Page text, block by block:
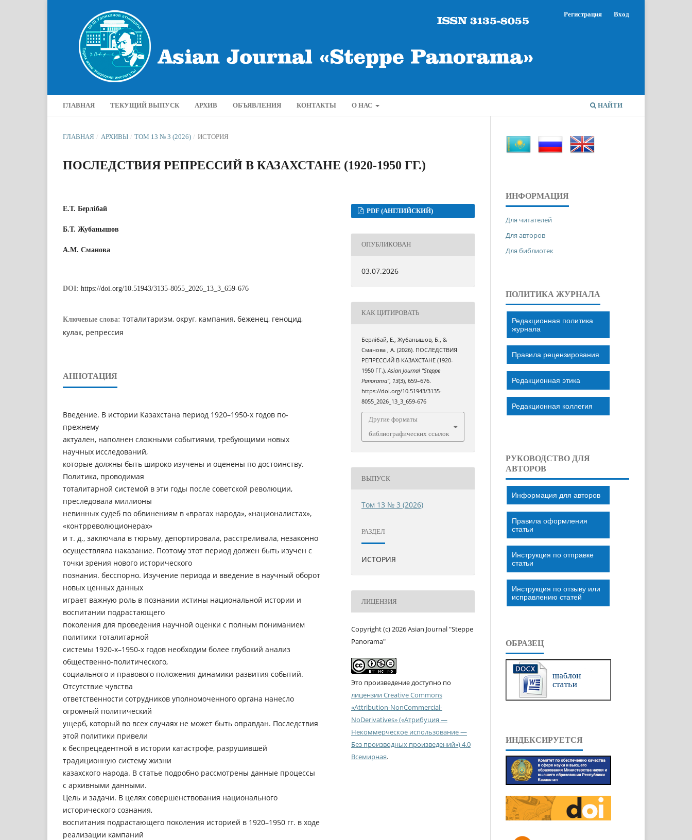
ГЛАВНАЯ ТЕКУЩИЙ ВЫПУСК АРХИВ ОБЪЯВЛЕНИЯ КОНТАКТЫ О НАС НАЙТИ
Регистрация Вход
ГЛАВНАЯ / АРХИВЫ / ТОМ 13 № 3 (2026) / ИСТОРИЯ
ПОСЛЕДСТВИЯ РЕПРЕССИЙ В КАЗАХСТАНЕ (1920-1950 ГГ.)
Е.Т. Берлібай
Б.Т. Жубанышов
А.М. Сманова
DOI: https://doi.org/10.51943/3135-8055_2026_13_3_659-676
Ключевые слова: тоталитаризм, округ, кампания, беженец, геноцид,
кулак, репрессия
АННОТАЦИЯ
Введение. В истории Казахстана период 1920–1950-х годов по-
прежнему
актуален, наполнен сложными событиями, требующими новых
научных исследований,
которые должны быть широко изучены и оценены по достоинству.
Политика, проводимая
тоталитарной системой в эти годы после советской революции,
преследовала миллионы
невинных судеб по обвинениям в «врагах народа», «националистах»,
«контрреволюционерах»
и т. д., заключала в тюрьму, депортировала, расстреливала, незаконно
осуществляла наказание. Поэтому этот период должен быть изучен с
точки зрения нового исторического
познания. бесспорно. Изучение периода и введение в научный оборот
новых ценных данных
играет важную роль в познании истины национальной истории и
воспитании подрастающего
поколения для проведения научной оценки с полным пониманием
политики тоталитарной
системы 1920-х–1950-х годов необходим более глубокий анализ
общественно-политического,
социального и правового положения динамики развития событий.
Отсутствие чувства
ответственности сотрудников уполномоченного органа нанесло
огромный политический
ущерб, который во всех случаях не может быть оправдан. Последствия
этой политики привели
к беспрецедентной в истории катастрофе, разрушившей
традиционную систему жизни
казахского народа. В статье подробно рассмотрены данные процессы
с архивными данными.
Цель и задачи. В целях совершенствования национального
исторического сознания,
воспитания подрастающего поколения историей в 1920–1950 гг. в ходе
реализации кампаний
PDF (АНГЛИЙСКИЙ)
ОПУБЛИКОВАН
03.07.2026
КАК ЦИТИРОВАТЬ
Берлібай, Е., Жубанышов, Б., &
Сманова , А. (2026). ПОСЛЕДСТВИЯ
РЕПРЕССИЙ В КАЗАХСТАНЕ (1920-
1950 ГГ.).Asian Journal "Steppe
Panorama", 13(3), 659–676.
https://doi.org/10.51943/3135-
8055_2026_13_3_659-676
Другие форматы
библиографических ссылок
ВЫПУСК
Том 13 № 3 (2026)
РАЗДЕЛ
ИСТОРИЯ
ЛИЦЕНЗИЯ
Copyright (c) 2026 Asian Journal "Steppe
Panorama"
Это произведение доступно по
лицензии Creative Commons
«Attribution-NonCommercial-
NoDerivatives» («Атрибуция —
Некоммерческое использование —
Без производных произведений») 4.0
Всемирная.
ИНФОРМАЦИЯ
Для читателей
Для авторов
Для библиотек
ПОЛИТИКА ЖУРНАЛА
Редакционная политика
журнала
Правила рецензирования
Редакционная этика
Редакционная коллегия
РУКОВОДСТВО ДЛЯ
АВТОРОВ
Информация для авторов
Правила оформления
статьи
Инструкция по отправке
статьи
Инструкция по отзыву или
исправлению статей
ОБРАЗЕЦ
ИНДЕКСИРУЕТСЯ